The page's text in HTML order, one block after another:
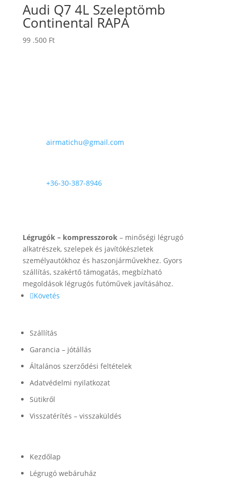
Audi Q7 4L Szeleptömb
Continental RAPA
99 .500 Ft
airmatichu@gmail.com
+36-30-387-8946
Légrugók – kompresszorok – minőségi légrugó
alkatrészek, szelepek és javítókészletek
személyautókhoz és haszonjárművekhez. Gyors
szállítás, szakértő támogatás, megbízható
megoldások légrugós futóművek javításához.
Követés
Szállítás
Garancia – jótállás
Általános szerződési feltételek
Adatvédelmi nyilatkozat
Sütikről
Visszatérítés – visszaküldés
Kezdőlap
Légrugó webáruház